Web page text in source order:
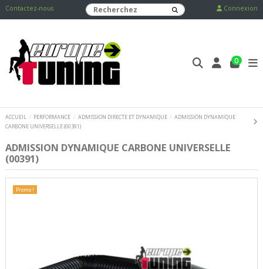
Contactez-nous Connexion
0
ACCUEIL PERFORMANCE ADMISSION DIRECTE ET DYNAMIQUE
ADMISSION DYNAMIQUE
CARBONE UNIVERSELLE (00391)
ADMISSION DYNAMIQUE CARBONE UNIVERSELLE
(00391)
Promo !